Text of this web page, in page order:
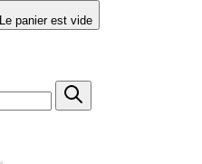
Basculer le mini-panier, Le panier est vide